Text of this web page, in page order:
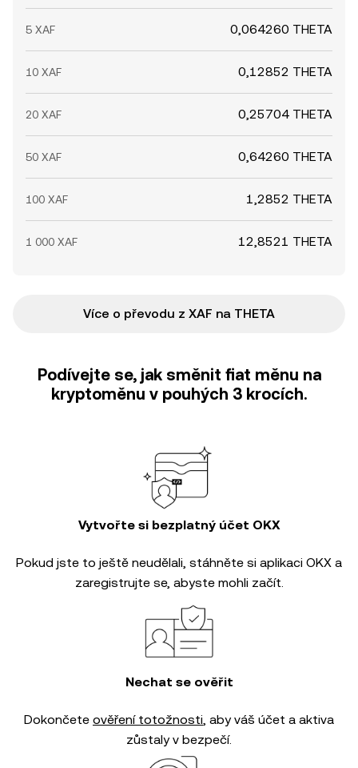
5 XAF 0,064260 THETA
10 XAF 0,12852 THETA
20 XAF 0,25704 THETA
50 XAF 0,64260 THETA
100 XAF 1,2852 THETA
1 000 XAF 12,8521 THETA
Více o převodu z XAF na THETA
Podívejte se, jak směnit fiat měnu na
kryptoměnu v pouhých 3 krocích.
Vytvořte si bezplatný účet OKX
Pokud jste to ještě neudělali, stáhněte si aplikaci OKX a
zaregistrujte se, abyste mohli začít.
Nechat se ověřit
Dokončete ověření totožnosti, aby váš účet a aktiva
zůstaly v bezpečí.